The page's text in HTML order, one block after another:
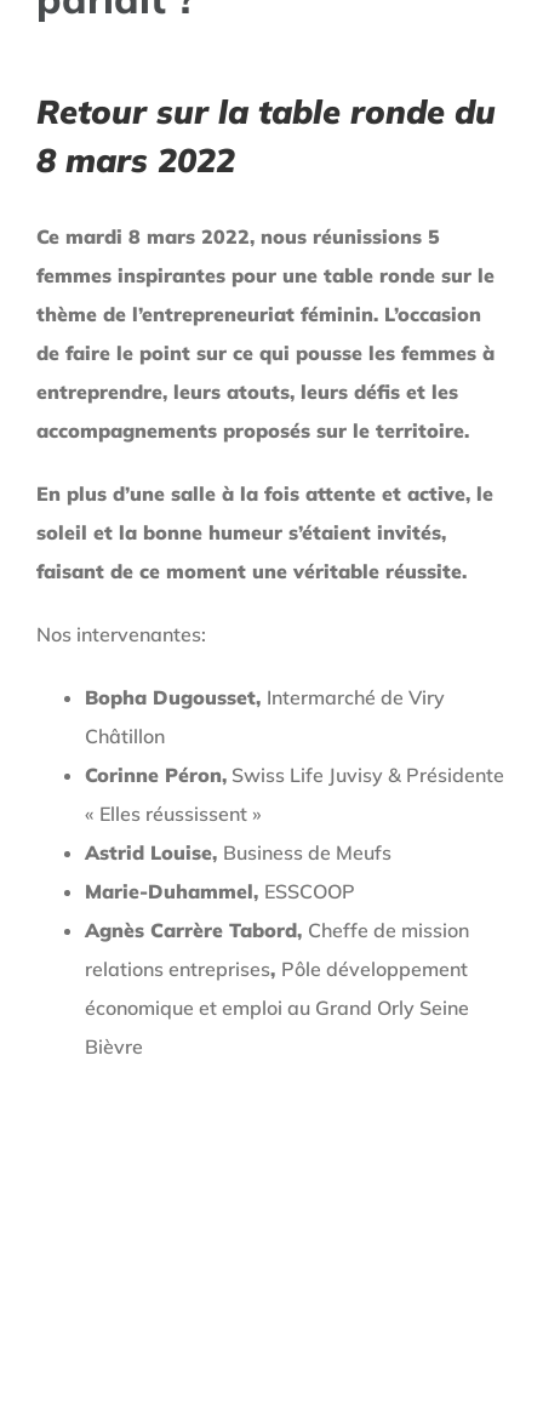
Retour sur la table ronde du
8 mars 2022
Ce mardi 8 mars 2022, nous réunissions 5
femmes inspirantes pour une table ronde sur le
thème de l’entrepreneuriat féminin. L’occasion
de faire le point sur ce qui pousse les femmes à
entreprendre, leurs atouts, leurs défiset les
accompagnements proposés sur le territoire.
En plus d’une salle à la fois attente et active, le
soleil et la bonne humeur s’étaient invités,
faisant de ce moment une véritable réussite.
Nos intervenantes:
Bopha Dugousset, Intermarché de Viry
Châtillon
Corinne Péron,Swiss Life Juvisy & Présidente
« Elles réussissent »
Astrid Louise, Business de Meufs
Marie-Duhammel, ESSCOOP
Agnès Carrère Tabord, Cheffe de mission
relations entreprises, Pôle développement
économique et emploi au Grand Orly Seine
Bièvre